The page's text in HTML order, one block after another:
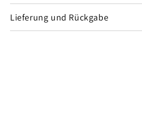
Lieferung und Rückgabe